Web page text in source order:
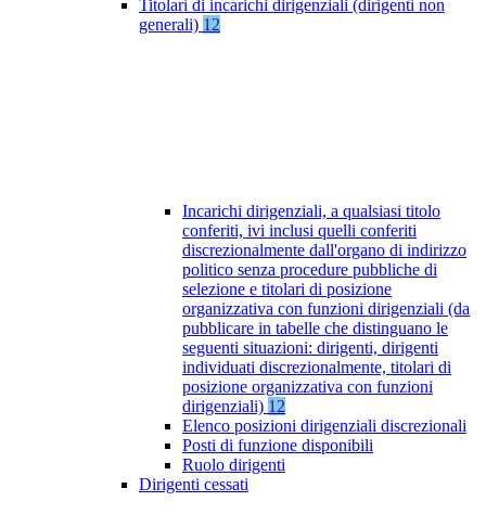
Titolari di incarichi dirigenziali (dirigenti non
generali) 12
Incarichi dirigenziali, a qualsiasi titolo
conferiti, ivi inclusi quelli conferiti
discrezionalmente dall'organo di indirizzo
politico senza procedure pubbliche di
selezione e titolari di posizione
organizzativa con funzioni dirigenziali (da
pubblicare in tabelle che distinguano le
seguenti situazioni: dirigenti, dirigenti
individuati discrezionalmente, titolari di
posizione organizzativa con funzioni
dirigenziali) 12
Elenco posizioni dirigenziali discrezionali
Posti di funzione disponibili
Ruolo dirigenti
Dirigenti cessati